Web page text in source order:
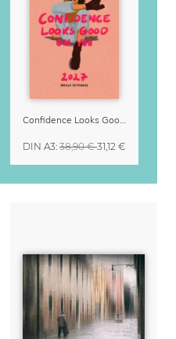
Confidence Looks Good On You Kalender 2027
DIN A3: 38,90 €31,12 €